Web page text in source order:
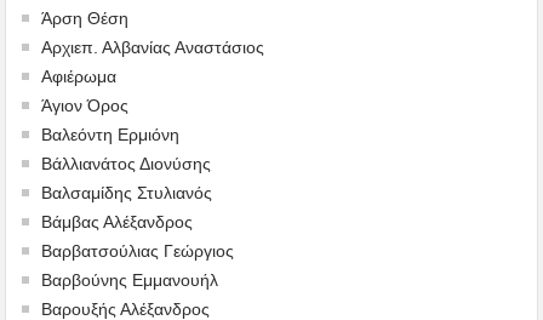
Άρση Θέση
Αρχιεπ. Αλβανίας Αναστάσιος
Αφιέρωμα
Άγιον Όρος
Βαλεόντη Ερμιόνη
Βάλλιανάτος Διονύσης
Βαλσαμίδης Στυλιανός
Βάμβας Αλέξανδρος
Βαρβατσούλιας Γεώργιος
Βαρβούνης Εμμανουήλ
Βαρουξής Αλέξανδρος